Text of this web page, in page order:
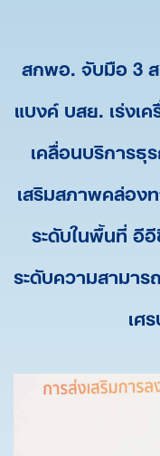
สกพอ. จับมือ 3
แบงค์ บสย. เร่งเ
เคลื่อนบริการธุ
เสริมสภาพคล่อง
ระดับในพื้นที่ อี
ระดับความสามาร
เศ